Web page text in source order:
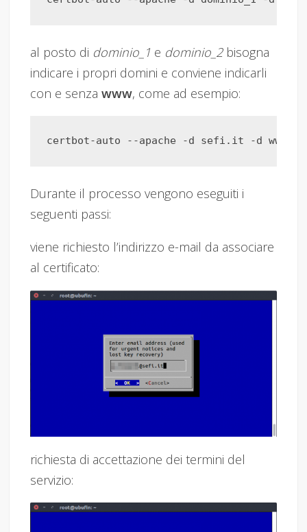
al posto di dominio_1 e dominio_2bisogna
indicare i propri domini e conviene indicarli
con e senzawww, come ad esempio:
Durante il processo vengono eseguiti i
seguenti passi:
viene richiesto l’indirizzo e-mail da associare
al certificato:
richiesta di accettazione dei termini del
servizio: